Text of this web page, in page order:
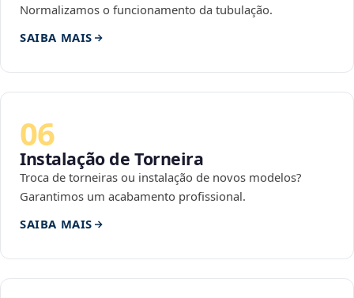
Normalizamos o funcionamento da tubulação.
SAIBA MAIS
06
Instalação de Torneira
Troca de torneiras ou instalação de novos modelos?
Garantimos um acabamento profissional.
SAIBA MAIS